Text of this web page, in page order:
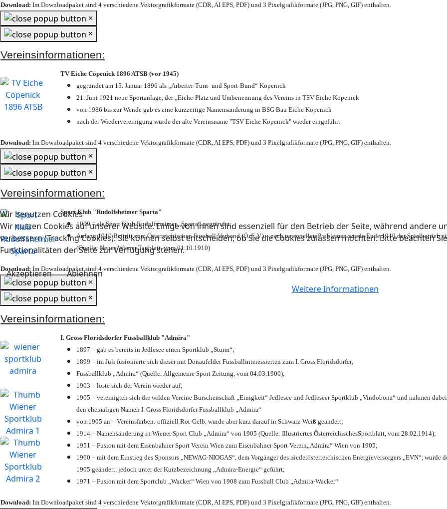
Wir benutzen Cookies
Wir nutzen Cookies auf unserer Website. Einige von ihnen sind essenziell für den Betrieb der Seite, während andere
verbessern (Tracking Cookies). Sie können selbst entscheiden, ob Sie die Cookies zulassen möchten. Bitte beachten
Funktionalitäten der Seite zur Verfügung stehen.
Akzeptieren
Ablehnen
Weitere Informationen
Download: Im Downloadpaket sind 4 verschiedene Vektorgrafikformate (CDR, AI EPS, PDF) und 3 Pixelgrafikformate (JPG, PNG, GIF) enthalten.
×
×
Vereinsinformationen:
TV Eiche Cöpenick 1896 ATSB (vor 1945)
gegründet am 15. Januar 1896 als „Arbeiter-Turn- und Sport-Bund“ Köpenick
21. Juni 1921 neue Sportanlage, der „Eiche-Platz und Umbenennung des Vereins in TSV Eiche Köpenick
von 1986 bis zur Wende gab es eine kurzzeitige Namensänderung in BSG Bau Eiche Köpenick
nach der Wiedervereinigung wurde der alte Vereinsname "TSV Eiche Köpenick" wieder eingeführt
Download: Im Downloadpaket sind 4 verschiedene Vektorgrafikformate (CDR, AI EPS, PDF) und 3 Pixelgrafikformate (JPG, PNG, GIF) enthalten.
×
×
Vereinsinformationen:
Sport Klub "Rudolfsheimer Sparta"
1909 = als Sport Klub Rudolfsheimer „Sparta“ gegründet;
Anfang 1910 Beitritt zum Österreichischen Fussball Verband (Ö. F. V.) – nach personellen Problemen wurde Ende 1910 der
(Quelle: Neues Wiener Tagblatt, vom 01.10.1910)
Download: Im Downloadpaket sind 4 verschiedene Vektorgrafikformate (CDR, AI EPS, PDF) und 3 Pixelgrafikformate (JPG, PNG, GIF) enthalten.
×
×
Vereinsinformationen:
I. Gross Floridsdorfer Fussballklub "Admira"
1897 – gab es bereits in Jedlesee einen Sportklub „Sturm“;
1899 – im Juli fusionierte sich dieser mit Donaufelder Fussballinteressierten zum I. Gross Floridsdorfer;
Fussballklub „Admira“ (Quelle: Allgemeine Sport Zeitung, vom 04.03.1900);
1903 – löste sich der Verein wieder auf;
1905 – vereinigten sich die wilden Vereine Burschenschaft „Einigkeit“ Jedlesee und Jedleseer Sportklub „Vindobona“ und nahmen
den ehemaligen Namen I. Gross Floridsdorfer Fussballklub „Admira“
von 1905 an – Vereinsfarben: offiziell Rot-Gelb, wurde aber kurz darauf in Schwarz-Weiß geändert;
1914 – Namensänderung in Wiener Sport Club „Admira“ von 1905 (Quelle: Illustriertes ÖsterreichischesSportblatt, vom 28.02.1914);
1951 – Fusion mit dem Eisenbahner Sport Verein Wien zum Eisenbahner Sport Verein„Admira“ Wien von 1905;
1960 – mit dem Einstieg des Sponsors „NEWAG-NIOGAS“, dem Vorgänger des niederösterreichischen Energieversorgers „EVN“,
1905 geändert, jedoch unter der Kurzbezeichnung „Admira-Energie“ geführt;
1971 – Fusion mit dem Sportclub „Wacker“ Wien von 1908 zum Fussball Club „Admira-Wacker“
Download: Im Downloadpaket sind 4 verschiedene Vektorgrafikformate (CDR, AI EPS, PDF) und 3 Pixelgrafikformate (JPG, PNG, GIF) enthalten.